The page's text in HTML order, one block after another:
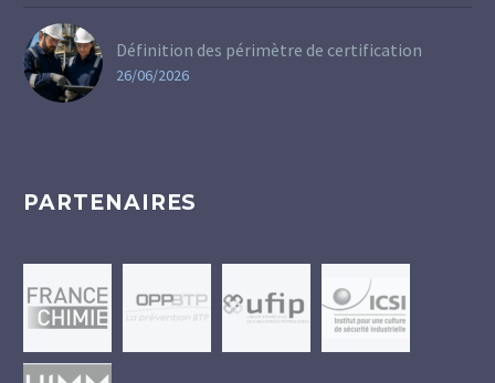
Définition des périmètre de certification
26/06/2026
PARTENAIRES